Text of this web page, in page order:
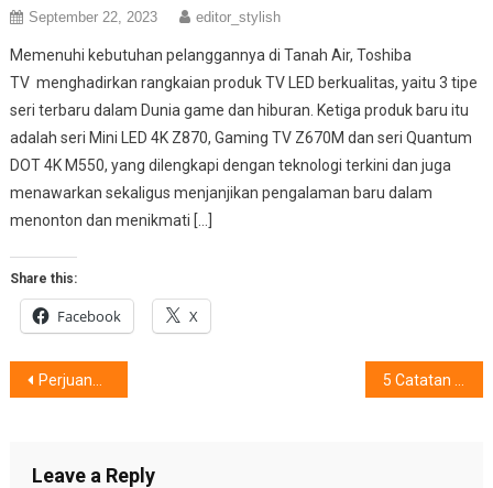
September 22, 2023 editor_stylish
Memenuhi kebutuhan pelanggannya di Tanah Air, Toshiba
TV menghadirkan rangkaian produk TV LED berkualitas, yaitu 3 tipe
seri terbaru dalam Dunia game dan hiburan. Ketiga produk baru itu
adalah seri Mini LED 4K Z870, Gaming TV Z670M dan seri Quantum
DOT 4K M550, yang dilengkapi dengan teknologi terkini dan juga
menawarkan sekaligus menjanjikan pengalaman baru dalam
menonton dan menikmati […]
Share this:
Facebook X
Post
Perjuangan Siske Tolamanu & Satriani Putri, Raih Impian
Leave a Reply